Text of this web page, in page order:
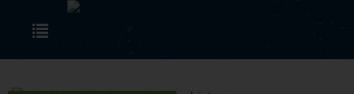
Skip to main content